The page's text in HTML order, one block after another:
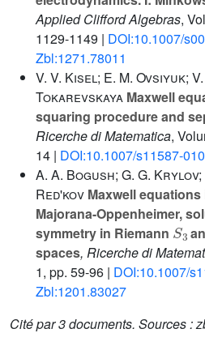
Applied Clifford Algebras,
1129-1149 | DOI:10.1007/
Zbl:1271.78011
V. V. Kisel; E. M. Ovsiyuk;
Tokarevskaya Maxwell
squaring procedure and
Ricerche di Matematica,
14 | DOI:10.1007/s11587-
A. A. Bogush; G. G. Krylov;
Red'kov Maxwell
Majorana-Oppenheimer,
symmetry in Riemann
S3
spaces, Ricerche di
1, pp. 59-96 | DOI:10.1007/
Zbl:1201.83027
Cité par3 documents. Sources :